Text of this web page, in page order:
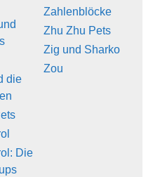
die
Die
Zahlenblöcke
Zhu Zhu Pets
Zig und Sharko
Zou